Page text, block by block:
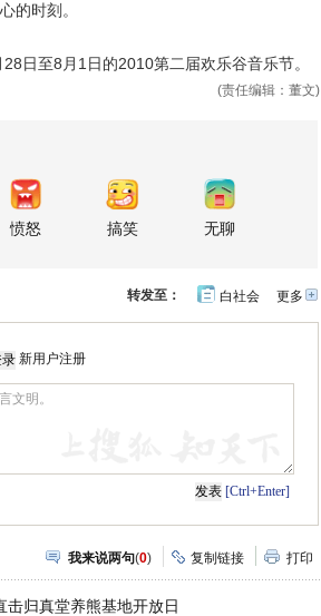
的时刻。
日至8月1日的2010第二届欢乐谷音乐节。
(责任编辑：董文)
愤怒 搞笑 无聊
更多开
转发至： 白社会
新用户注册
[Ctrl+Enter]
我来说两句(0) 复制链接 打印
击归真堂养熊基地开放日